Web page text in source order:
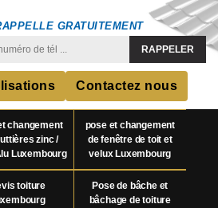
GRATUITEMENT
Contactez nous
changement
zinc /
Luxembourg
pose et changement
de fenêtre de toit et
velux Luxembourg
toiture
Pose de bâche et
bâchage de toiture